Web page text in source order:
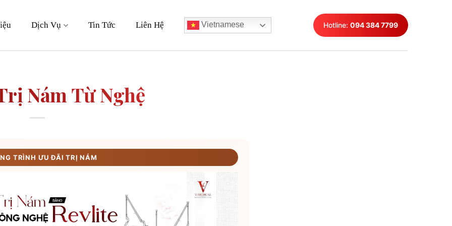
Dịch Vụ Tin Tức Liên Hệ Vietnamese Hotline: 094 384 7799
Nám Từ Nghệ
TRÌNH ƯU ĐÃI TRỊ NÁM